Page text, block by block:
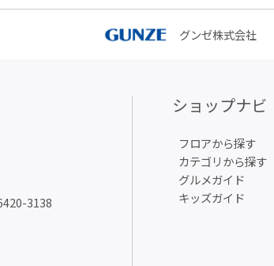
グンゼ株式会社
3138
ショップナビ
フロアから探す
カテゴリから探す
グルメガイド
キッズガイド